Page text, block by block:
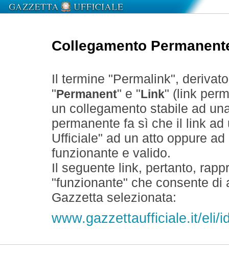
Collegamento
Il termine "Permalink",
" Permanent" e " Link" (link
un collegamento stabile ad
permanente fa sì che il link
Ufficiale" ad un atto oppure
funzionante e valido.
Il seguente link, pertanto,
"funzionante" che consente
Gazzetta selezionata:
www.gazzettaufficiale.it/eli/